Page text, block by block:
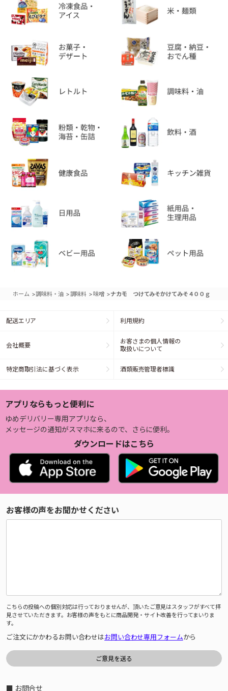
ホーム >調味料・油 >調味料 > 味噌 >ナカモ つけてみそかけてみそ４００ｇ
配送エリア 利用規約
会社概要
お客さまの個人情報の
取扱いについて
特定商取引法に基づく表示 酒類販売管理者標識
アプリならもっと便利に
ゆめデリバリー専用アプリなら、
メッセージの通知がスマホに来るので、さらに便利。
ダウンロードはこちら
お客様の声をお聞かせください
こちらの投稿への個別対応は行っておりませんが、頂いたご意見はスタッフがすべて拝
見させていただきます。お客様の声をもとに商品開発・サイト改善を行ってまいりま
す。
ご注文にかかわるお問い合わせはお問い合わせ専用フォームから
■ お問合せ